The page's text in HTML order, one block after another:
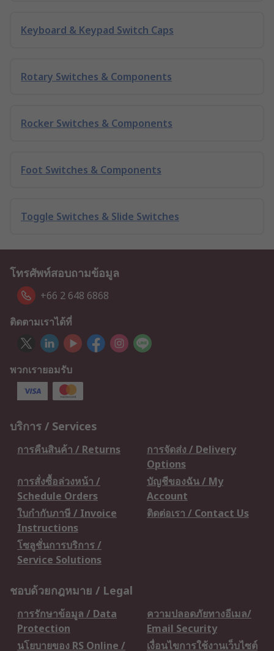
Keyboard & Keypad Switch Caps
Rotary Switches & Components
Rocker Switches & Components
Foot Switches & Components
Toggle Switches & Slide Switches
โทรศัพท์สอบถามข้อมูล
+66 2 648 6868
ติดตามเราได้ที่
พวกเรายอมรับ
บริการ / Services
การคืนสินค้า / Returns
การจัดส่ง / Delivery
Options
การสั่งซื้อล่วงหน้า /
Schedule Orders
บัญชีของฉัน / My
Account
ใบกำกับภาษี / Invoice
Instructions
ติดต่อเรา / Contact Us
โซลูชั่นการบริการ /
Service Solutions
ชอบด้วยกฎหมาย / Legal
การรักษาข้อมูล / Data
Protection
ความปลอดภัยทางอีเมล/
Email Security
นโยบายของ RS Online /
เงื่อนไขการใช้งานเว็บไซต์